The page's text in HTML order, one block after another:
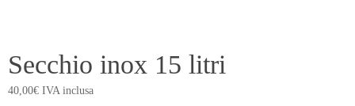
Secchio inox 15 litri
40,00€ IVA inclusa